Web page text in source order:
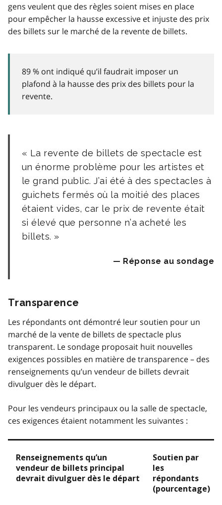
gens veulent que des règles soient mises en place
pour empêcher la hausse excessive et injuste des prix
des billets sur le marché de la revente de billets.
89 % ont indiqué qu’il faudrait imposer un
plafond à la hausse des prix des billets pour la
revente.
La revente de billets de spectacle est
un énorme problème pour les artistes et
le grand public. J’ai été à des spectacles à
guichets fermés où la moitié des places
étaient vides, car le prix de revente était
si élevé que personne n’a acheté les
billets.
Réponse au sondage
Transparence
Les répondants ont démontré leur soutien pour un
marché de la vente de billets de spectacle plus
transparent. Le sondage proposait huit nouvelles
exigences possibles en matière de transparence – des
renseignements qu’un vendeur de billets devrait
divulguer dès le départ.
Pour les vendeurs principaux ou la salle de spectacle,
ces exigences étaient notamment les suivantes :
Renseignements qu’un
vendeur de billets principal
devrait divulguer dès le départ
Soutien par
les
répondants
(pourcentage)